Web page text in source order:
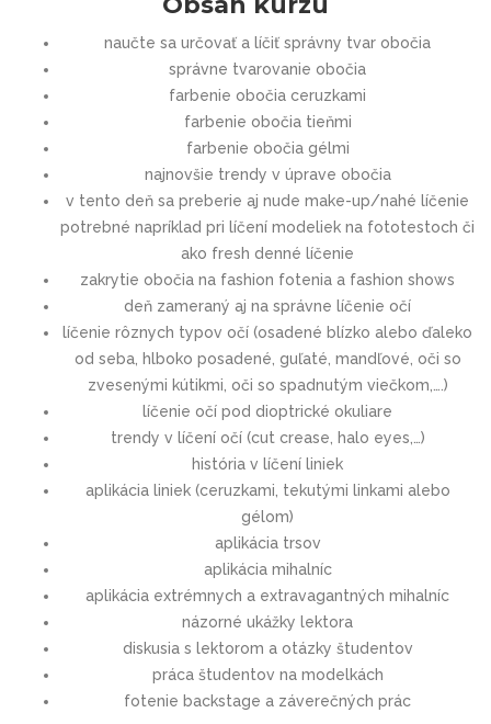
naučte sa určovať a líčiť správny tvar obočia
správne tvarovanie obočia
farbenie obočia ceruzkami
farbenie obočia tieňmi
farbenie obočia gélmi
najnovšie trendy v úprave obočia
v tento deň sa preberie aj nude make-up/nahé líčenie
potrebné napríklad pri líčení modeliek na fototestoch či
ako fresh denné líčenie
zakrytie obočia na fashion fotenia a fashion shows
deň zameraný aj na správne líčenie očí
líčenie rôznych typov očí (osadené blízko alebo ďaleko
od seba, hlboko posadené, guľaté, mandľové, oči so
zvesenými kútikmi, oči so spadnutým viečkom,….)
líčenie očí pod dioptrické okuliare
trendy v líčení očí (cut crease, halo eyes,…)
história v líčení liniek
aplikácia liniek (ceruzkami, tekutými linkami alebo
gélom)
aplikácia trsov
aplikácia mihalníc
aplikácia extrémnych a extravagantných mihalníc
názorné ukážky lektora
diskusia s lektorom a otázky študentov
práca študentov na modelkách
fotenie backstage a záverečných prác